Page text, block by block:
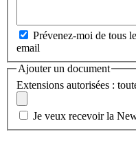
Prévenez-moi de tous
email
Ajouter un document
Extensions autorisées :
Je veux recevoir la